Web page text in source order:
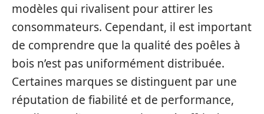
modèles qui rivalisent pour attirer les
consommateurs. Cependant, il est important
de comprendre que la qualité des poêles à
bois n’est pas uniformément distribuée.
Certaines marques se distinguent par une
réputation de fiabilité et de performance,